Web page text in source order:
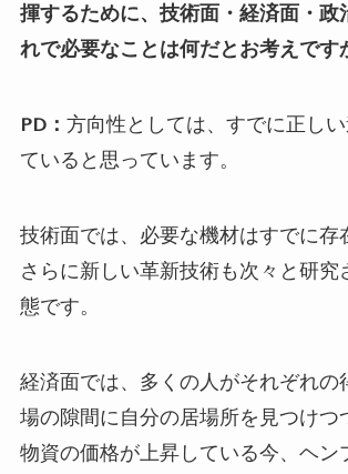
揮するために、技術面・経済面・政
れで必要なことは何だとお考えです
PD： 方向性としては、すでに正し
ていると思っています。
技術面では、必要な機材はすでに存
さらに新しい革新技術も次々と研究
態です。
経済面では、多くの人がそれぞれの
場の隙間に自分の居場所を見つけつ
物資の価格が上昇している今、ヘン